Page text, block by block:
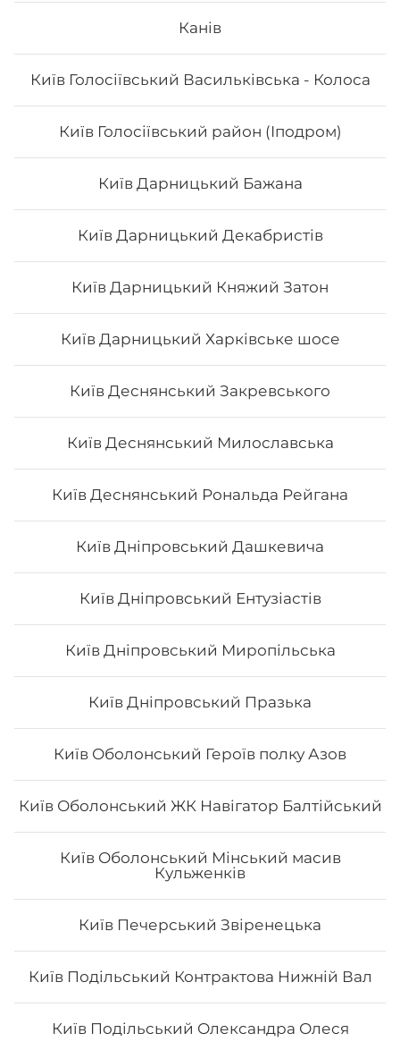
Канів
Київ Голосіївський Васильківська - Колоса
Київ Голосіївський район (Іподром)
Київ Дарницький Бажана
Київ Дарницький Декабристів
Київ Дарницький Княжий Затон
Київ Дарницький Харківське шосе
Київ Деснянський Закревського
Київ Деснянський Милославська
Київ Деснянський Рональда Рейгана
Київ Дніпровський Дашкевича
Київ Дніпровський Ентузіастів
Київ Дніпровський Миропільська
Київ Дніпровський Празька
Київ Оболонський Героїв полку Азов
Київ Оболонський ЖК Навігатор Балтійський
Київ Оболонський Мінський масив
Кульженків
Київ Печерський Звіренецька
Київ Подільський Контрактова Нижній Вал
Київ Подільський Олександра Олеся
тунцем, футо асорті, футо з лососем
Хочу
Сет "Філадельфія" (повна)
з х/к, філадельфія з тунцем, філадельфія з тигровою
934₴ Хочу
Сет "Від Шефа 50/50"
Вага: 725 г Склад: рол гриль голд 1/2, футомак з
смаженим тунцем 1/2, авокадо рол з печеним лососем
та манго 1/2, філадельфія гриль з манго 1/2, чіз рол 1/2